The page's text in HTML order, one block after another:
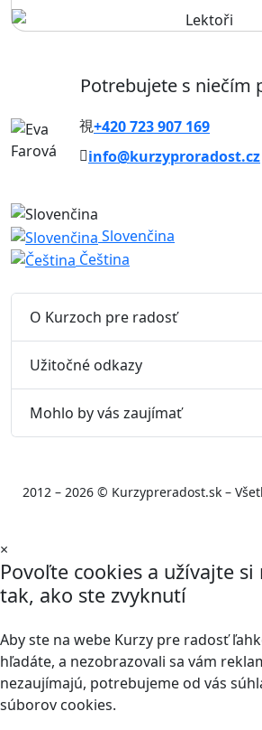
Potrebujete s niečím
+420 723 907 169
info@kurzyproradost.cz
Slovenčina
Čeština
O Kurzoch pre radosť
Užitočné odkazy
Mohlo by vás zaujímať
2012 – 2026 © Kurzypreradost.sk –
×
Povoľte cookies a užívajte si
tak, ako ste zvyknutí
Aby ste na webe Kurzy pre radosť
hľadáte, a nezobrazovali sa vám
nezaujímajú, potrebujeme od vás
súborov cookies.